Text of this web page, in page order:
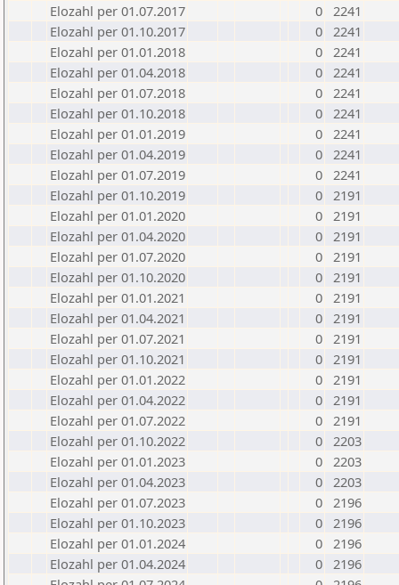
Elozahl per 01.07.2017
0 2241
Elozahl per 01.10.2017
0 2241
Elozahl per 01.01.2018
0 2241
Elozahl per 01.04.2018
0 2241
Elozahl per 01.07.2018
0 2241
Elozahl per 01.10.2018
0 2241
Elozahl per 01.01.2019
0 2241
Elozahl per 01.04.2019
0 2241
Elozahl per 01.07.2019
0 2241
Elozahl per 01.10.2019
0 2191
Elozahl per 01.01.2020
0 2191
Elozahl per 01.04.2020
0 2191
Elozahl per 01.07.2020
0 2191
Elozahl per 01.10.2020
0 2191
Elozahl per 01.01.2021
0 2191
Elozahl per 01.04.2021
0 2191
Elozahl per 01.07.2021
0 2191
Elozahl per 01.10.2021
0 2191
Elozahl per 01.01.2022
0 2191
Elozahl per 01.04.2022
0 2191
Elozahl per 01.07.2022
0 2191
Elozahl per 01.10.2022
0 2203
Elozahl per 01.01.2023
0 2203
Elozahl per 01.04.2023
0 2203
Elozahl per 01.07.2023
0 2196
Elozahl per 01.10.2023
0 2196
Elozahl per 01.01.2024
0 2196
Elozahl per 01.04.2024
0 2196